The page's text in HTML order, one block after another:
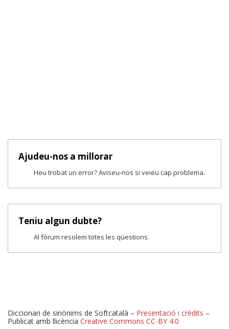
Ajudeu-nos a millorar
Heu trobat un error? Aviseu-nos si veieu cap problema.
Teniu algun dubte?
Al fòrum resolem totes les qüestions.
Diccionari de sinònims de Softcatalà – Presentació i crèdits –
Publicat amb llicència Creative Commons CC-BY 4.0